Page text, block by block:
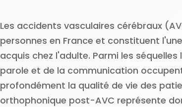
Les accidents vasculaires cérébraux
personnes en France et constituent
acquis chez l'adulte. Parmi les
parole et de la communication
profondément la qualité de vie des
orthophonique post-AVC représente